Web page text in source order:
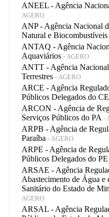
ANEEL - Agência
AGERO
ANP - Agência Nacional
Natural e Biocombustíveis
ANTAQ - Agência
Aquaviários - AGERO
ANTT - Agência Nacional
Terrestres - AGERO
ARCE - Agência
Públicos Delegados do CE
ARCON - Agência de
Serviços Públicos do PA -
ARPB - Agência de
Paraíba - AGERO
ARPE - Agência de
Públicos Delegados do PE
ARSAE - Agência
Abastecimento de Água e
Sanitário do Estado de
AGERO
ARSAL - Agência